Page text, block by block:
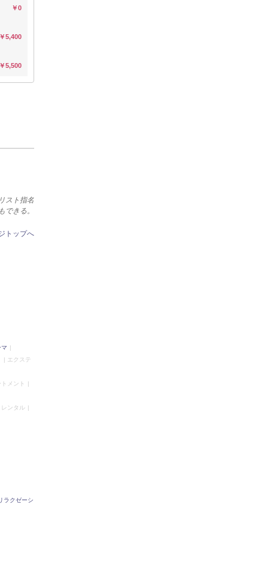
￥0
￥5,400
￥5,500
スト指名
できる。
トップへ
エクステ
メント
ンタル
ラクゼーシ